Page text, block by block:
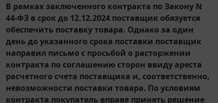
В рамках заключенного контракта по Закону N
44-ФЗ в срок до 12.12.2024 поставщик обязуется
обеспечить поставку товара. Однако за один
день до указанного срока поставки поставщик
направил письмо с просьбой о расторжении
контракта по соглашению сторон ввиду ареста
расчетного счета поставщика и, соответственно,
невозможности поставки товара. По условиям
контракта покупатель вправе принять решение